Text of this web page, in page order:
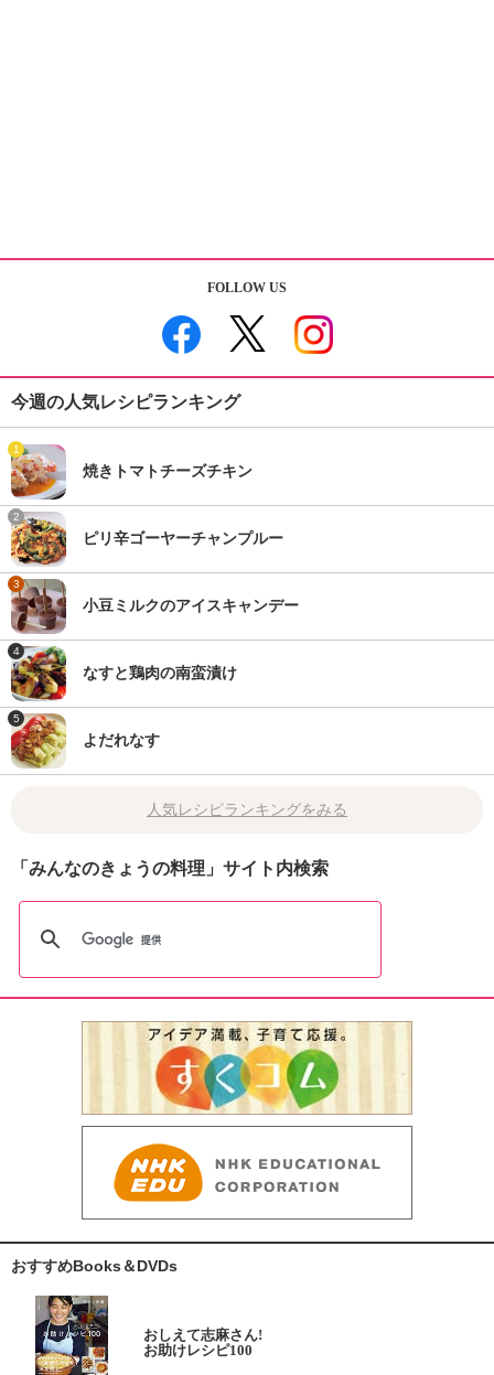
FOLLOW US
今週の人気レシピランキング
1
焼きトマトチーズチキン
2
ピリ辛ゴーヤーチャンプルー
3
小豆ミルクのアイスキャンデー
4
なすと鶏肉の南蛮漬け
5
よだれなす
人気レシピランキングをみる
「みんなのきょうの料理」サイト内検索
おすすめBooks＆DVDs
おしえて志麻さん!
お助けレシピ100